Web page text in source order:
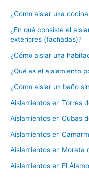
¿Cómo aislar una
¿En qué consiste el
exteriores (fachadas)?
¿Cómo aislar una
¿Qué es el aislamiento
¿Cómo aislar un baño
Aislamientos en Torres
Aislamientos en Cubas
Aislamientos en
Aislamientos en Morata
Aislamientos en El Álamo